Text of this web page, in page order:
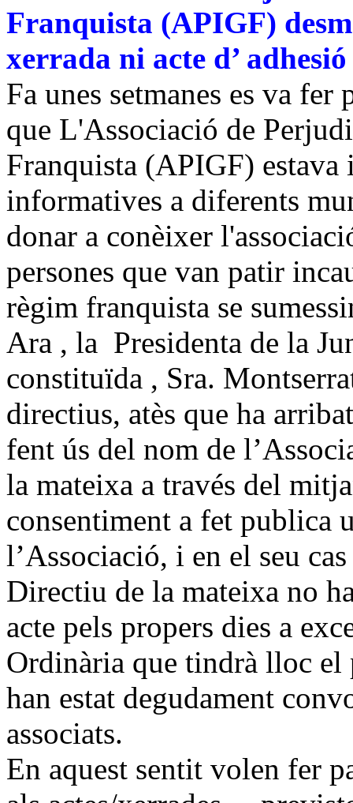
Franquista (APIGF)
xerrada ni acte d’
Fa unes setmanes es va
que L'Associació de
Franquista (APIGF)
informatives a diferents
donar a conèixer
persones que van patir
règim franquista se
Ara , la Presidenta de la
constituïda , Sra.
directius, atès que ha
fent ús del nom de
la mateixa a través del
consentiment a fet publica
l’Associació, i en el seu
Directiu de la mateixa no
acte pels propers dies a
Ordinària que tindrà lloc el
han estat degudament
associats.
En aquest sentit volen fer